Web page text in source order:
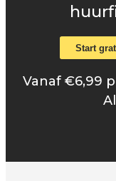
Start
Vanaf €6,99